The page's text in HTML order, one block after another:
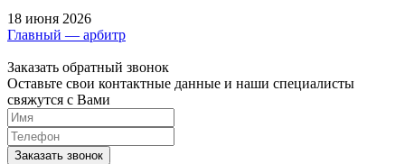
18 июня 2026
Главный — арбитр
Заказать обратный звонок
Оставьте свои контактные данные и наши специалисты
свяжутся с Вами
Заказать звонок